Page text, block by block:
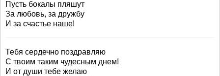
Пусть бокалы пляшут
За любовь, за дружбу
И за счастье наше!
Тебя сердечно поздравляю
С твоим таким чудесным днем!
И от души тебе желаю